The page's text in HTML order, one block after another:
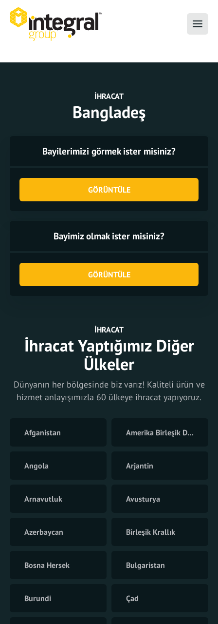
İHRACAT
Bangladeş
Bayilerimizi görmek ister misiniz?
GÖRÜNTÜLE
Bayimiz olmak ister misiniz?
GÖRÜNTÜLE
İHRACAT
İhracat Yaptığımız Diğer
Ülkeler
Dünyanın her bölgesinde biz varız! Kaliteli ürün ve
hizmet anlayışımızla 60 ülkeye ihracat yapıyoruz.
Afganistan Amerika Birleşik Devletleri
Angola Arjantin
Arnavutluk Avusturya
Azerbaycan Birleşik Krallık
Bosna Hersek Bulgaristan
Burundi Çad